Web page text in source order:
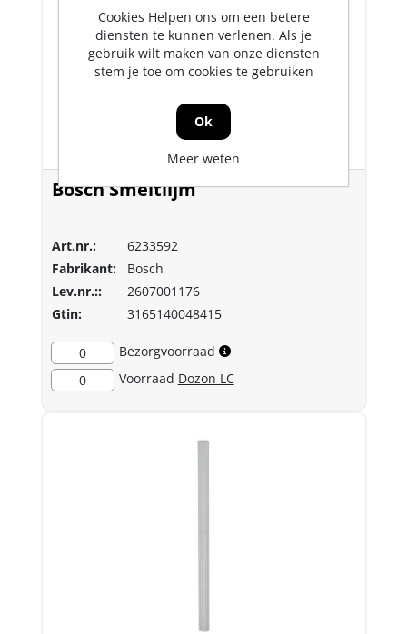
Bosch Smeltlijm
Art.nr.:
6233592
Fabrikant:
Bosch
Lev.nr.::
2607001176
Gtin:
3165140048415
0
Bezorgvoorraad
0
Voorraad Dozon LC
Cookies Helpen ons om een betere
diensten te kunnen verlenen. Als je
gebruik wilt maken van onze diensten
stem je toe om cookies te gebruiken
Ok
Meer weten